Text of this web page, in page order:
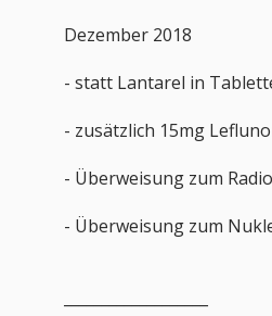
Dezember 2018
- statt Lantarel in
- zusätzlich 15mg
- Überweisung zum
- Überweisung zum